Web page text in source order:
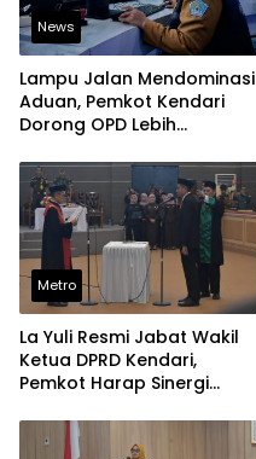
News
Lampu Jalan Mendominasi
Aduan, Pemkot Kendari
Dorong OPD Lebih
Laporan Warga
Metro
La Yuli Resmi Jabat Wakil
Ketua DPRD Kendari,
Pemkot Harap Sinergi
Solid